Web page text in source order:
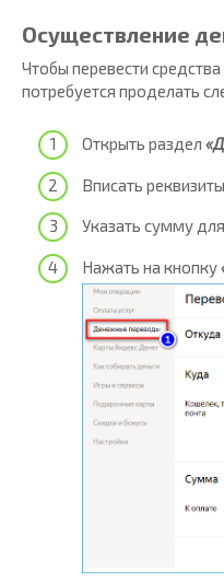
Осуществление
Чтобы перевести
потребуется проделать
Открыть раздел
Вписать
Указать сумму
Нажать на кнопку